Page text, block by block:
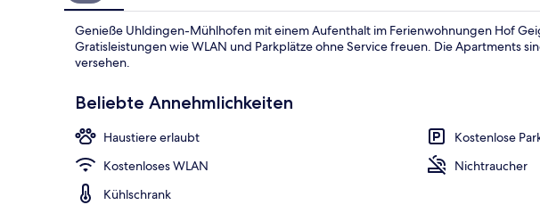
Genieße Uhldingen-Mühlhofen mit einem Aufenthalt im Ferienwohnungen Hof
Gratisleistungen wie WLAN und Parkplätze ohne Service freuen. Die Apartments
versehen.
Beliebte Annehmlichkeiten
Haustiere erlaubt
Kostenlose
Kostenloses WLAN
Nichtraucher
Kühlschrank